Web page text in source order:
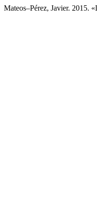
Mateos–Pérez, Javier. 2015.